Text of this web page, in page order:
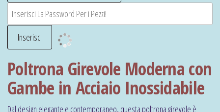
Poltrona Girevole Moderna con
Gambe in Acciaio Inossidabile
Dal design elegante e contemporaneo, questa poltrona girevole è